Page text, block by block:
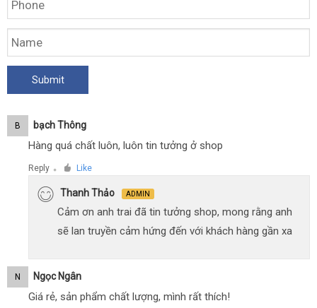
B Bạch Thông
Hàng quá chất luôn, luôn tin tưởng ở shop
Reply ● Like
Thanh Thảo ADMIN
Cảm ơn anh trai đã tin tưởng shop, mong rằng anh
sẽ lan truyền cảm hứng đến với khách hàng gần xa
N Ngọc Ngân
Giá rẻ, sản phẩm chất lượng, mình rất thích!